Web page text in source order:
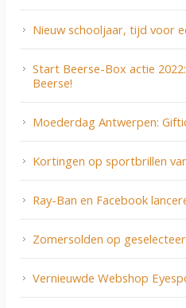
Nieuw schooljaar, tijd voor
Start Beerse-Box actie
Beerse!
Moederdag Antwerpen:
Kortingen op sportbrillen
Ray-Ban en Facebook
Zomersolden op
Vernieuwde Webshop